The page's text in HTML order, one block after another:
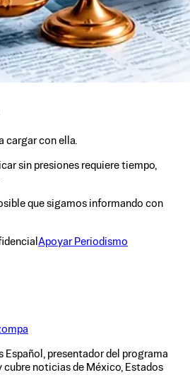
cargar con ella.
sin presiones requiere tiempo,
que sigamos informando con
Apoyar Periodismo
Español, presentador del programa
cubre noticias de México, Estados